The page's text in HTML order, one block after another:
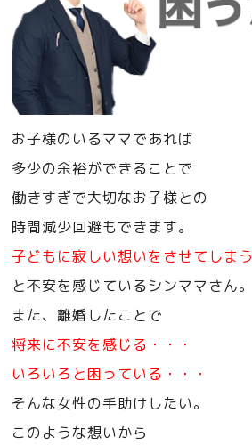
お子様のいるママであれば
多少の余裕ができることで
働きすぎで大切なお子様との
時間減少回避もできます。
子どもに寂しい想いをさせてしま
と不安を感じているシンママさん。
また、離婚したことで
将来に不安を感じる・・・
いろいろと困っている・・・
そんな女性の手助けしたい。
このような想いから